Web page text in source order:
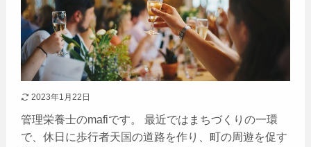
2023年1月22日
管理栄養士のmafiです。 最近ではまちづくりの一環
で、休日に歩行者天国の道路を作り、町の周遊を促す